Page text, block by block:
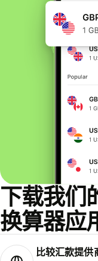
下载我们
换算器应
比较汇款提供